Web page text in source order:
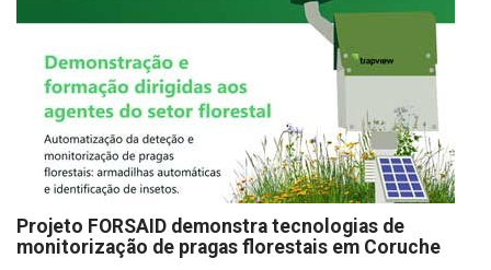
Projeto FORSAID demonstra tecnologias de
monitorização de pragas florestais em Coruche